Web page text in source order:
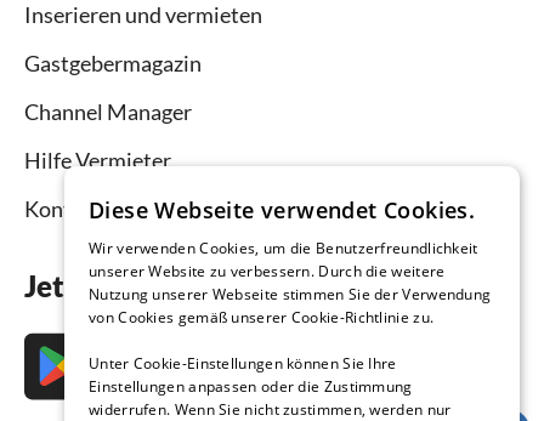
Inserieren und vermieten
Gastgebermagazin
Channel Manager
Hilfe Vermieter
Kontakt
Jetzt die App downloaden
Diese Webseite verwendet Cookies.
Wir verwenden Cookies, um die Benutzerfreundlichkeit
unserer Website zu verbessern. Durch die weitere
Nutzung unserer Webseite stimmen Sie der Verwendung
von Cookies gemäß unserer Cookie-Richtlinie zu.
Unter Cookie-Einstellungen können Sie Ihre
Einstellungen anpassen oder die Zustimmung
widerrufen. Wenn Sie nicht zustimmen, werden nur